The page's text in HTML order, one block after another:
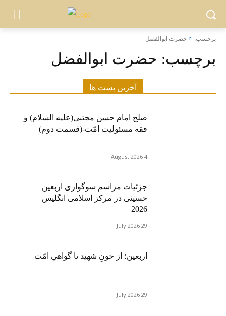
برچسب: حضرت ابوالفضل
برچسب: حضرت ابوالفضل
آخرین پست ها
صلح امام حسن مجتبی(علیه السلام) و
فقه مسئولیت امّت-(قسمت دوم)
4 August 2026
جزئیات مراسم سوگواری اربعین
حسینی در مرکز اسلامی انگلیس –
2026
29 July 2026
اربعین؛ از خونِ شهید تا گواهیِ امّت
29 July 2026